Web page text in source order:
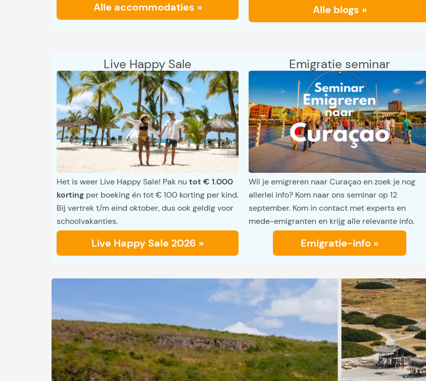
Alle accommodaties » Alle blogs »
Live Happy Sale
Het is weer Live Happy Sale! Pak nu tot € 1.000
korting per boeking én tot € 100 korting per kind.
Bij vertrek t/m eind oktober, dus ook geldig voor
schoolvakanties.
Live Happy Sale 2026 »
Emigratie seminar
Wil je emigreren naar Curaçao en zoek je nog
allerlei info? Kom naar ons seminar op 12
september. Kom in contact met experts en
mede-emigranten en krijg alle relevante info.
Emigratie-info »